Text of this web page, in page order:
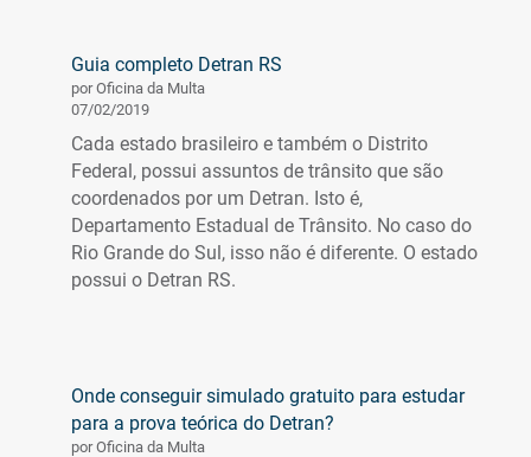
Guia completo Detran RS
por Oficina da Multa
07/02/2019
Cada estado brasileiro e também o Distrito
Federal, possui assuntos de trânsito que são
coordenados por um Detran. Isto é,
Departamento Estadual de Trânsito. No caso do
Rio Grande do Sul, isso não é diferente. O estado
possui o Detran RS.
Onde conseguir simulado gratuito para estudar
para a prova teórica do Detran?
por Oficina da Multa